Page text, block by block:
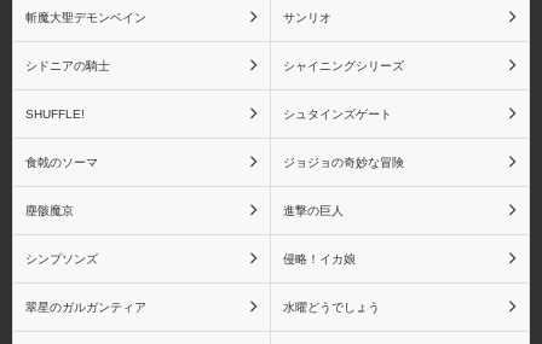
斬魔大聖デモンベイン サンリオ
シドニアの騎士 シャイニングシリーズ
SHUFFLE! シュタインズゲート
食戟のソーマ ジョジョの奇妙な冒険
塵骸魔京 進撃の巨人
シンプソンズ 侵略！イカ娘
翠星のガルガンティア 水曜どうでしょう